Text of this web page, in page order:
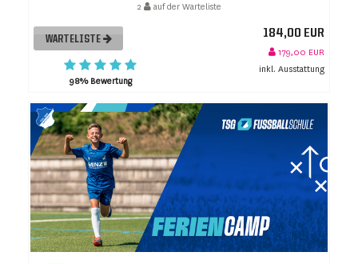
2 auf der Warteliste
WARTELISTE
98% Bewertung
184,00 EUR
179,00 EUR
inkl. Ausstattung